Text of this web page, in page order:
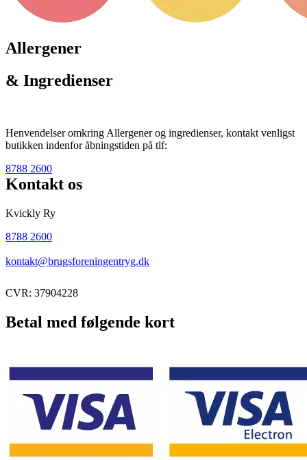
Allergener
& Ingredienser
Henvendelser omkring Allergener og ingredienser, kontakt venligst
butikken indenfor åbningstiden på tlf:
8788 2600
Kontakt os
Kvickly Ry
8788 2600
kontakt@brugsforeningentryg.dk
CVR: 37904228
Betal med følgende kort